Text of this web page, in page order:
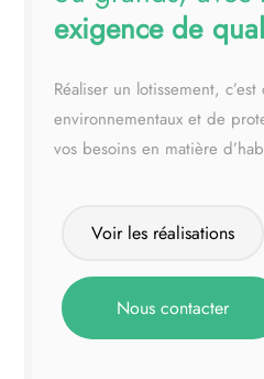
Blog
Espace
exigence de
Réaliser un lotissement,
environnementaux et de
vos besoins en matière
Voir les réalisations
Nous contacter